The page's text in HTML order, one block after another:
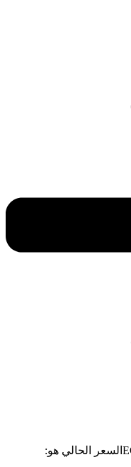
السعر الحالي هو: